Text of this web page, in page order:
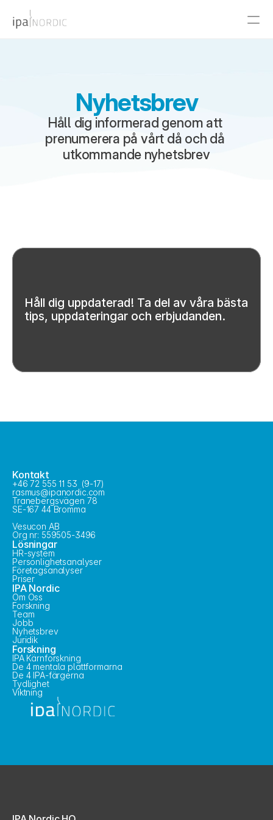
Careers
About
Select Language
Nyhetsbrev
Håll dig informerad genom att
prenumerera på vårt då och då
utkommande nyhetsbrev
Håll dig uppdaterad! Ta del av våra bästa
tips, uppdateringar och erbjudanden.
Kontakt
+46 72 555 11 53  (9-17)
rasmus@ipanordic.com
Tranebergsvägen 78
SE-167 44 Bromma
Vesucon AB
Org nr: 559505-3496
Lösningar
HR-system
Personlighetsanalyser
Företagsanalyser
Priser
IPA Nordic
Om Oss
Forskning
Team
Jobb
Nyhetsbrev
Juridik
Forskning
IPA Kärnforskning
De 4 mentala plattformarna
De 4 IPA-färgerna
Tydlighet
Viktning